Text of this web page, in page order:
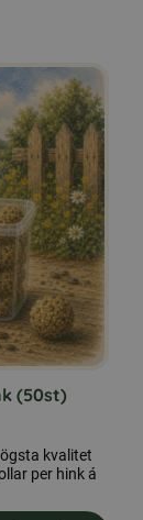
(50st)
kvalitet
per hink á